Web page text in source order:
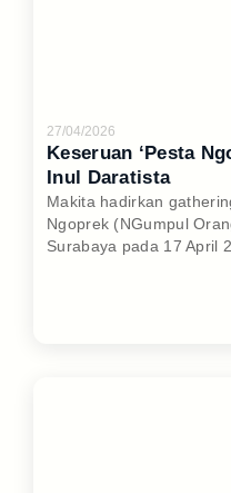
27/04/2026
Keseruan ‘Pesta
Inul Daratista
Makita hadirkan
Ngoprek (NGumpul
Surabaya pada 17 April